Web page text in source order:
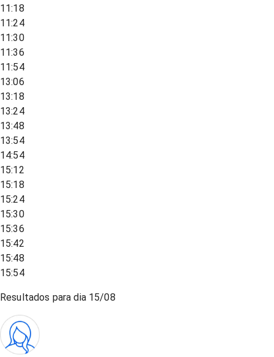
11:18
11:24
11:30
11:36
11:54
13:06
13:18
13:24
13:48
13:54
14:54
15:12
15:18
15:24
15:30
15:36
15:42
15:48
15:54
Resultados para dia 15/08